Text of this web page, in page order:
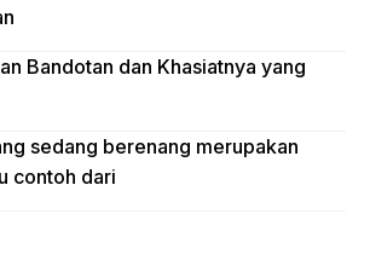
Bandotan dan Khasiatnya yang
sedang berenang merupakan
contoh dari